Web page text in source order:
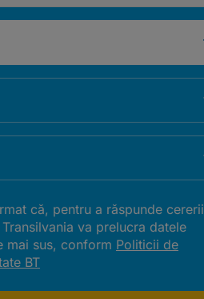
că, pentru a răspunde cererii
va prelucra datele
mai sus, conform Politicii de
BT